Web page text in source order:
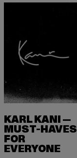
KARL KANI —
MUST-HAVES
FOR
EVERYONE